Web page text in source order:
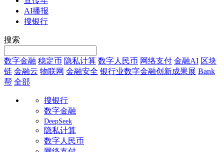
AI播报
搜银行
搜索
数字金融 稳定币 隐私计算 数字人民币 网络支付 金融AI 区块
链 金融云 物联网 金融安全 银行业数字金融创新成果展 Bank
帮 全部
搜银行
数字金融
DeepSeek
隐私计算
数字人民币